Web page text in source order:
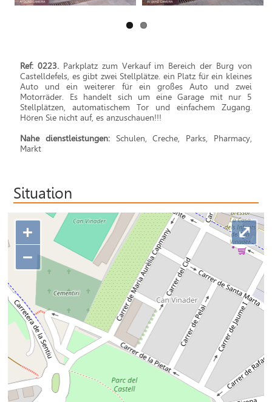
Ref: 0223. Parkplatz zum Verkauf im Bereich der Burg von
Castelldefels, es gibt zwei Stellplätze. ein Platz für ein kleines
Auto und ein weiterer für ein großes Auto und zwei
Motorräder. Es handelt sich um eine Garage mit nur 5
Stellplätzen, automatischem Tor und einfachem Zugang.
Hören Sie nicht auf, es anzuschauen!!!
Nahe dienstleistungen: Schulen, Creche, Parks, Pharmacy,
Markt
Situation
+
−
⤢